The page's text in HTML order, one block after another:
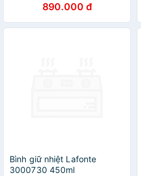
890.000 đ
Bình giữ nhiệt Lafonte
3000730 450ml